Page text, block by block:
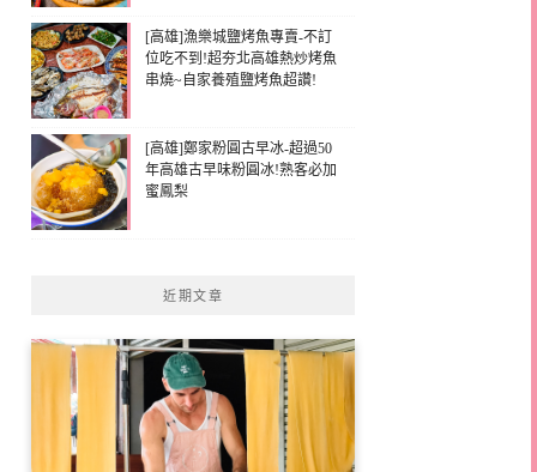
[高雄]漁樂城鹽烤魚專賣-不訂
位吃不到!超夯北高雄熱炒烤魚
串燒~自家養殖鹽烤魚超讚!
[高雄]鄭家粉圓古早冰-超過50
年高雄古早味粉圓冰!熟客必加
蜜鳳梨
近期文章